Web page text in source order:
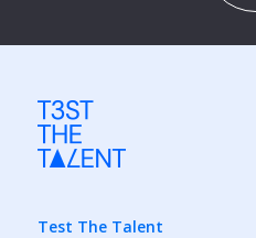
Test The Talent